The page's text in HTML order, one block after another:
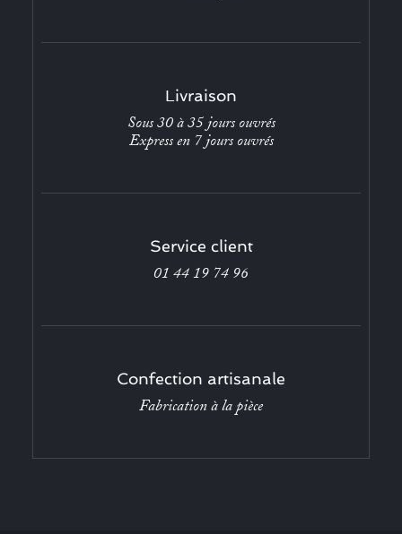
Livraison
Sous 30 à 35 jours ouvrés
Express en 7 jours ouvrés
Service client
01 44 19 74 96
Confection artisanale
Fabrication à la pièce